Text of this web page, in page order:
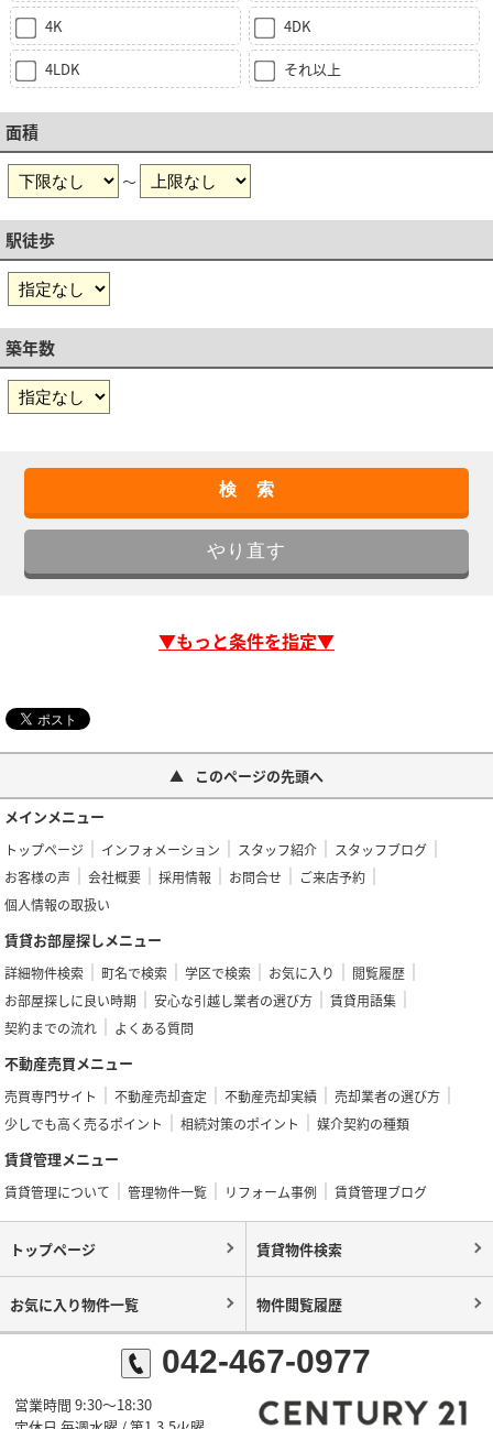
4K 4DK
4LDK それ以上
面積
～
駅徒歩
築年数
▼もっと条件を指定▼
このページの先頭へ
メインメニュー
トップページ インフォメーション スタッフ紹介
スタッフブログ
お客様の声
会社概要 採用情報 お問合せ
ご来店予約
個人情報の取扱い
賃貸お部屋探しメニュー
詳細物件検索 町名で検索 学区で検索 お気に入り
閲覧履歴
お部屋探しに良い時期
安心な引越し業者の選び方
賃貸用語集
契約までの流れ
よくある質問
不動産売買メニュー
売買専門サイト 不動産売却査定 不動産売却実績
売却業者の選び方
少しでも高く売るポイント
相続対策のポイント 媒介契約の種類
賃貸管理メニュー
賃貸管理について 管理物件一覧 リフォーム事例 賃貸管理ブログ
トップページ 賃貸物件検索
お気に入り物件一覧 物件閲覧履歴
042-467-0977
営業時間 9:30～18:30